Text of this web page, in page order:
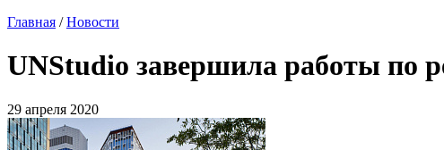
Главная /Новости
UNStudio завершила работы по
29 апреля 2020